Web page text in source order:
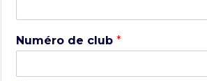
Numéro de club*